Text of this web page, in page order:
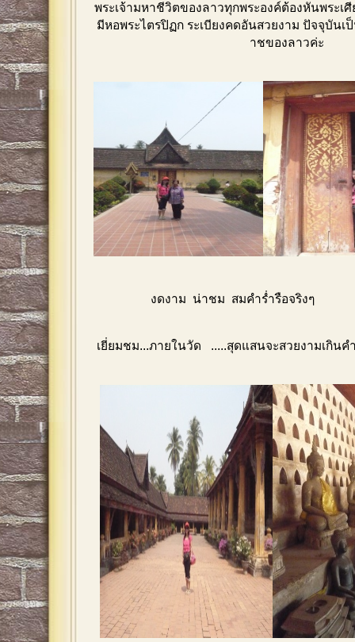
พระเจ้ามหาชีวิตของลาวทุกพระองค์ต้องหันพระเ
มีหอพระไตรปิฏก ระเบียงคดอันสวยงาม ปัจจุบันเ
าชของลาวค่ะ
งดงาม น่าชม สมคำร่ำรือจริงๆ
เยี่ยมชม...ภายในวัด .....สุดแสนจะสวยงามเกินค